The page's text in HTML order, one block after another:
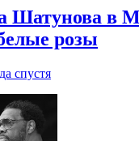
Шатунова в
розы
спустя